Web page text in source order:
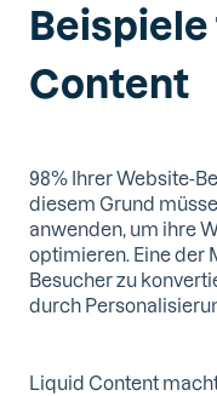
Content
98% Ihrer Website-
diesem Grund
anwenden, um ihre
optimieren. Eine der
Besucher zu
durch
Liquid Content